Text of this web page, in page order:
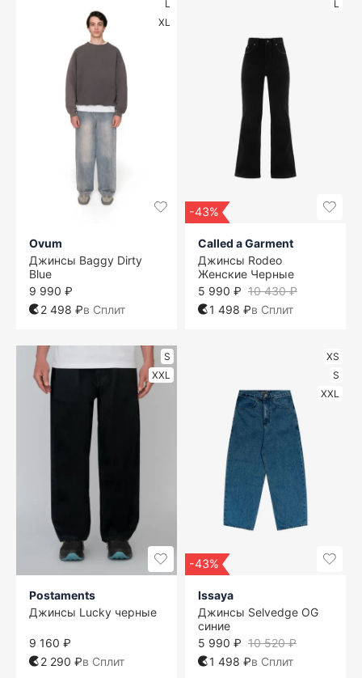
L
XL
Ovum
Джинсы Baggy Dirty
Blue
9 990 ₽
2 498 ₽в Сплит
L
-43%
Called a Garment
Джинсы Rodeo
Женские Черные
10 430 ₽
5 990 ₽
1 498 ₽в Сплит
S
XXL
Postaments
Джинсы Lucky черные
9 160 ₽
2 290 ₽в Сплит
XS
S
XXL
-43%
Issaya
Джинсы Selvedge OG
синие
10 520 ₽
5 990 ₽
1 498 ₽в Сплит